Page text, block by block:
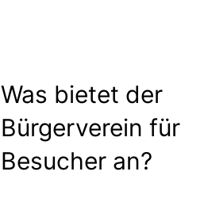
Was bietet der
Bürgerverein für
Besucher an?